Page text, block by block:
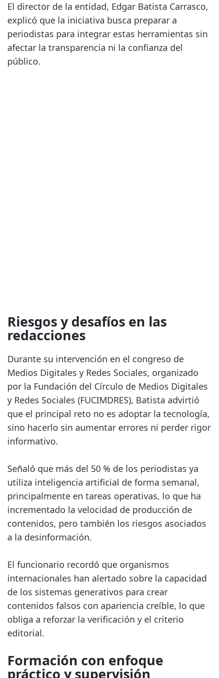
El director de la entidad, Edgar Batista Carrasco,
explicó que la iniciativa busca preparar a
periodistas para integrar estas herramientas sin
afectar la transparencia ni la confianza del
público.
Riesgos y desafíos en las
redacciones
Durante su intervención en el congreso de
Medios Digitales y Redes Sociales, organizado
por la Fundación del Círculo de Medios Digitales
y Redes Sociales (FUCIMDRES), Batista advirtió
que el principal reto no es adoptar la tecnología,
sino hacerlo sin aumentar errores ni perder rigor
informativo.
Señaló que más del 50 % de los periodistas ya
utiliza inteligencia artificial de forma semanal,
principalmente en tareas operativas, lo que ha
incrementado la velocidad de producción de
contenidos, pero también los riesgos asociados
a la desinformación.
El funcionario recordó que organismos
internacionales han alertado sobre la capacidad
de los sistemas generativos para crear
contenidos falsos con apariencia creíble, lo que
obliga a reforzar la verificación y el criterio
editorial.
Formación con enfoque
práctico y supervisión